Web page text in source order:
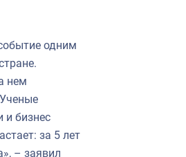
одним
нем
и бизнес
за 5 лет
– заявил